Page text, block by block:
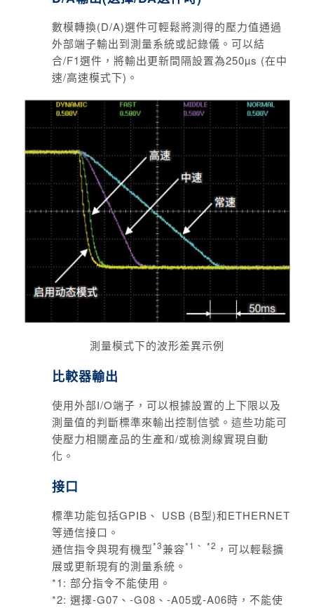
數模轉換(D/A)選件可輕鬆將測得的壓力值通過
外部端子輸出到測量系統或記錄儀。 可以結
合/F1選件，將輸出更新間隔設置為250µs (在中
速/高速模式下)。
測量模式下的波形差異示例
比較器輸出
使用外部I/O端子，可以根據設置的上下限以及
測量值的判斷標準來輸出控制信號。 這些功能可
使壓力相關產品的生產和/或檢測線實現自動
化。
接口
標準功能包括GPIB、 USB (B型)和ETHERNET
等通信接口。
通信指令與現有機型*3兼容*1、 *2 ，可以輕鬆擴
展或更新現有的測量系統。
*1: 部分指令不能使用。
*2: 選擇-G07、-G08、-A05或-A06時，不能使